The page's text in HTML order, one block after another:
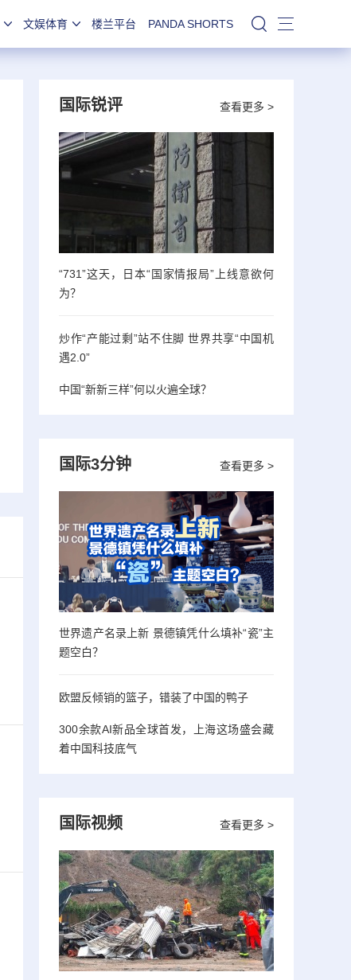
文娱体育 楼兰平台 PANDA SHORTS 站内搜索
查看更多 >
国际锐评
“731”这天，日本“国家情报局”上线意欲何
为？
炒作“产能过剩”站不住脚 世界共享“中国机
遇2.0”
中国“新新三样”何以火遍全球？
查看更多 >
国际3分钟
世界遗产名录上新 景德镇凭什么填补“瓷”主
题空白？
欧盟反倾销的篮子，错装了中国的鸭子
300余款AI新品全球首发，上海这场盛会藏
着中国科技底气
查看更多 >
国际视频